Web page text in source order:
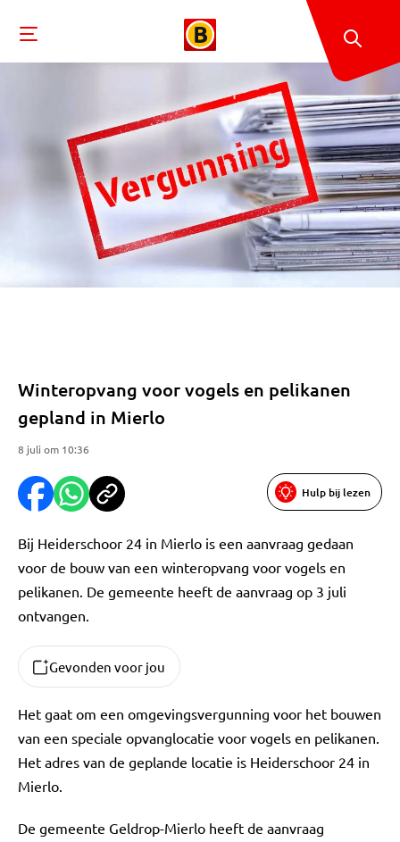
Winteropvang voor vogels en pelikanen
gepland in Mierlo
8 juli om 10:36
Hulp bij lezen
Bij Heiderschoor 24 in Mierlo is een aanvraag gedaan
voor de bouw van een winteropvang voor vogels en
pelikanen. De gemeente heeft de aanvraag op 3 juli
ontvangen.
Gevonden voor jou
Het gaat om een omgevingsvergunning voor het bouwen
van een speciale opvanglocatie voor vogels en pelikanen.
Het adres van de geplande locatie is Heiderschoor 24 in
Mierlo.
De gemeente Geldrop-Mierlo heeft de aanvraag